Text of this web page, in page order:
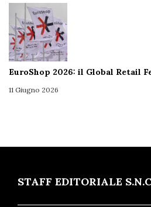
EuroShop 2026: il Global Retail
11 Giugno 2026
STAFF EDITORIALE